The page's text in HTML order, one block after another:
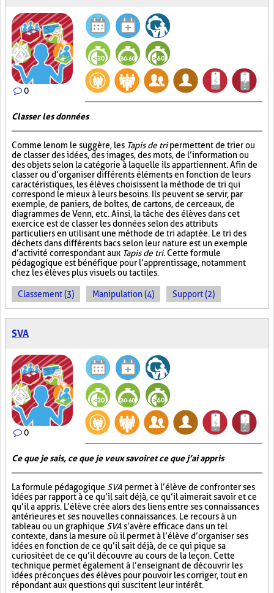
0
Classer les données
Comme le nom le suggère, les Tapis de tripermettent de trier ou
de classer des idées, des images, des mots, de l’information ou
des objets selon la catégorie à laquelle ils appartiennent. Afin de
classer ou d’organiser différents éléments en fonction de leurs
caractéristiques, les élèves choisissent la méthode de tri qui
correspond le mieux à leurs besoins. Ils peuvent se servir, par
exemple, de paniers, de boîtes, de cartons, de cerceaux, de
diagrammes de Venn, etc. Ainsi, la tâche des élèves dans cet
exercice est de classer les données selon des attributs
particuliers en utilisant une méthode de tri adaptée. Le tri des
déchets dans différents bacs selon leur nature est un exemple
d’activité correspondant aux Tapis de tri. Cette formule
pédagogique est bénéfique pour l’apprentissage, notamment
chez les élèves plus visuels ou tactiles.
Classement (3) Manipulation (4) Support (2)
SVA
0
Ce que je sais, ce que je veux savoir et ce que j’ai appris
La formule pédagogique SVA permet à l’élève de confronter ses
idées par rapport à ce qu’il sait déjà, ce qu’il aimerait savoir et ce
qu’il a appris. L’élève crée alors des liens entre ses connaissances
antérieures et ses nouvelles connaissances. Le recours à un
tableau ou un graphique SVA s’avère efficace dans un tel
contexte, dans la mesure où il permet à l’élève d’organiser ses
idées en fonction de ce qu’il sait déjà, de ce qui pique sa
curiosité et de ce qu’il découvre au cours de la leçon. Cette
technique permet également à l’enseignant de découvrir les
idées préconçues des élèves pour pouvoir les corriger, tout en
répondant aux questions qui suscitent leur intérêt.